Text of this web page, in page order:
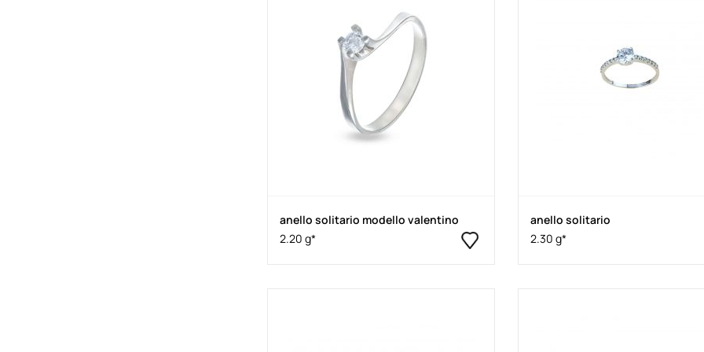
anello solitario modello valentino
2.20 g*
anello solitario
2.30 g*